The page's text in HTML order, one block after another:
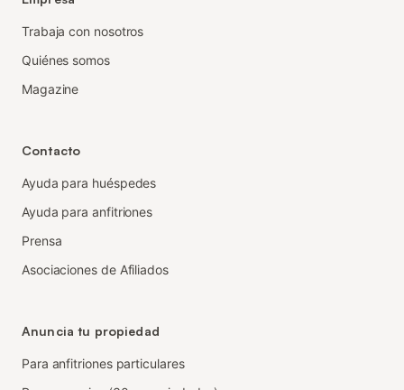
Trabaja con nosotros
Quiénes somos
Magazine
Contacto
Ayuda para huéspedes
Ayuda para anfitriones
Prensa
Asociaciones de Afiliados
Anuncia tu propiedad
Para anfitriones particulares